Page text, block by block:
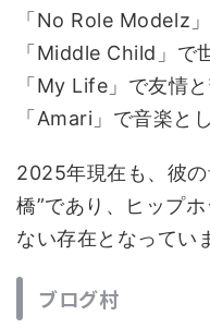
「No Role Modelz
「Middle Child」で
「My Life」で友情
「Amari」で音楽と
2025年現在も、彼
橋”であり、ヒップ
ない存在となってい
ブログ村